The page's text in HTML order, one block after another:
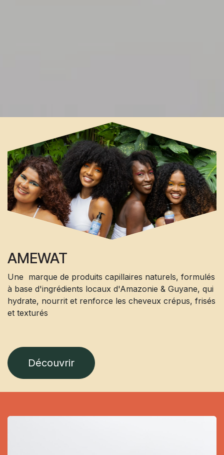
AMEWAT
Une marque de produits capillaires naturels, formulés
à base d'ingrédients locaux d'Amazonie & Guyane, qui
hydrate, nourrit et renforce les cheveux crépus, frisés
et texturés
Découvrir